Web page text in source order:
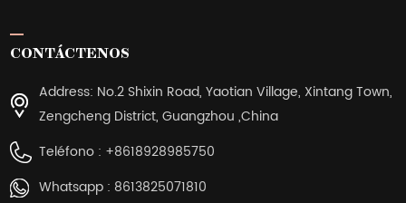
CONTÁCTENOS
Address: No.2 Shixin Road, Yaotian Village, Xintang Town,
Zengcheng District, Guangzhou ,China
Teléfono : +8618928985750
Whatsapp : 8613825071810